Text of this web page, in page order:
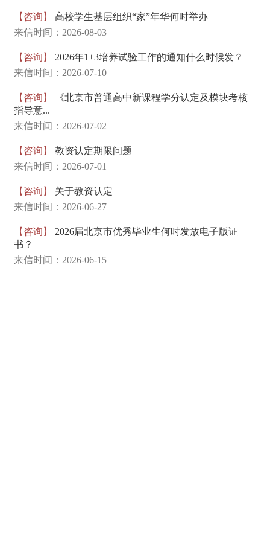
【咨询】 高校学生基层组织“家”年华何时举办
来信时间：2026-08-03
【咨询】 2026年1+3培养试验工作的通知什么时候发？
来信时间：2026-07-10
【咨询】
《北京市普通高中新课程学分认定及模块考核
指导意...
来信时间：2026-07-02
【咨询】 教资认定期限问题
来信时间：2026-07-01
【咨询】 关于教资认定
来信时间：2026-06-27
【咨询】 2026届北京市优秀毕业生何时发放电子版证
书？
来信时间：2026-06-15